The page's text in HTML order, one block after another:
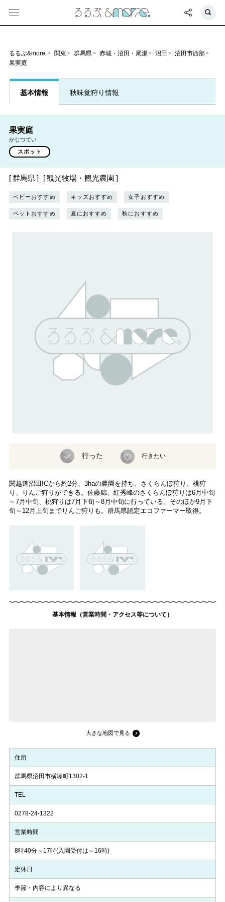
るるぶ&more. 関東 群馬県 赤城・沼田・尾瀬 沼田
沼田市西部
果実庭
基本情報 秋味覚狩り情報
果実庭
かじつてい
スポット
群馬県 観光牧場・観光農園
ベビーおすすめ キッズおすすめ 女子おすすめ
ペットおすすめ 夏におすすめ 秋におすすめ
行った 行きたい
関越道沼田ICから約2分、3haの農園を持ち、さくらんぼ狩り、桃狩
り、りんご狩りができる。佐藤錦、紅秀峰のさくらんぼ狩りは6月中旬
～7月中旬、桃狩りは7月下旬～8月中旬に行っている。そのほか9月下
旬～12月上旬までりんご狩りも。群馬県認定エコファーマー取得。
基本情報（営業時間・アクセス等について）
大きな地図で見る
住所
群馬県沼田市横塚町1302-1
TEL
0278-24-1322
営業時間
8時40分～17時(入園受付は～16時)
定休日
季節・内容により異なる